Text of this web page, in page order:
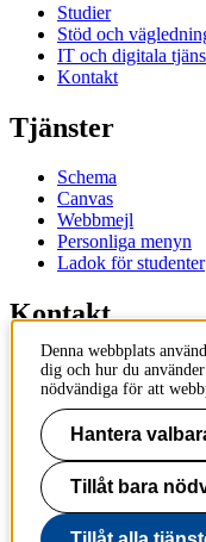
Studier
Stöd och
IT och digitala
Kontakt
Tjänster
Schema
Canvas
Webbmejl
Personliga menyn
Ladok för studenter
Kontakt
Kontakta
Kontakta kurs
IT-support
KTH Entré
KTH
100 44 Stockholm
+46 8 790 60 00
Denna webbplats
dig och hur du
nödvändiga för att
Hantera
Tillåt bara